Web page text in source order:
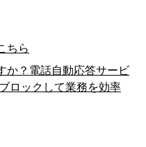
ちら
か？電話自動応答サービ
ロックして業務を効率